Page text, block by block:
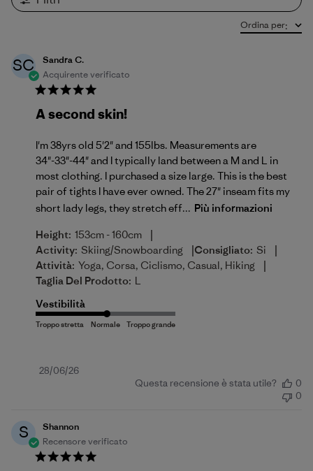
Ordina per:
SC
Sandra C.
Acquirente verificato
A second skin!
I'm 38yrs old 5'2" and 155lbs. Measurements are
34"-33"-44" and I typically land between a M and L in
most clothing. I purchased a size large. This is the best
pair of tights I have ever owned. The 27" inseam fits my
short lady legs, they stretch eff... Più informazioni
Height: 153cm - 160cm |
Activity: Skiing/Snowboarding |Consigliato: Si |
Attività: Yoga, Corsa, Ciclismo, Casual, Hiking |
Taglia Del Prodotto: L
Vestibilità
Data
28/06/26
Questa recensione è stata utile?
0
0
S
Shannon
Recensore verificato